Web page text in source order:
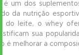
é um dos
da nutrição
do leite, o whey
sua
é melhorar a